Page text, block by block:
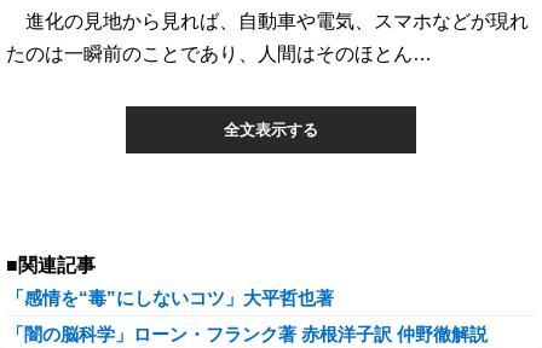
進化の見地から見れば、自動車や電気、スマホなどが現れ
たのは一瞬前のことであり、人間はそのほとん…
全文表示する
■関連記事
「感情を“毒”にしないコツ」大平哲也著
「闇の脳科学」ローン・フランク著 赤根洋子訳 仲野徹解説